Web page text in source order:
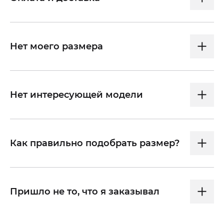
Нет моего размера
Нет интересующей модели
Как правильно подобрать размер?
Пришло не то, что я заказывал